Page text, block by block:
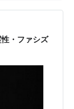
・ファシズ